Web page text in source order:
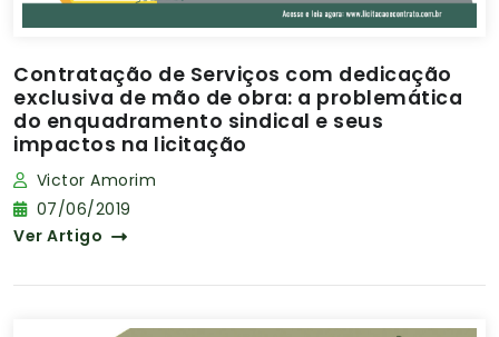
Contratação de Serviços com dedicação
exclusiva de mão de obra: a problemática
do enquadramento sindical e seus
impactos na licitação
Victor Amorim
07/06/2019
Ver Artigo